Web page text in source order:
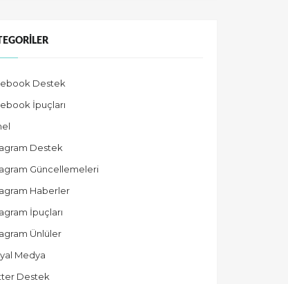
Destek
İpuçları
Destek
Güncellemeleri
Haberler
İpuçları
Ünlüler
Medya
Destek